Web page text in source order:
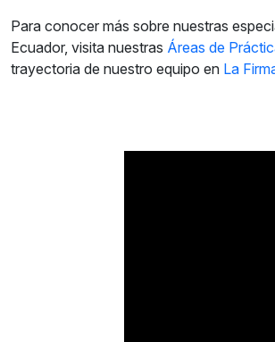
Para conocer más sobre nuestras
Ecuador, visita nuestras Áreas de
trayectoria de nuestro equipo en La